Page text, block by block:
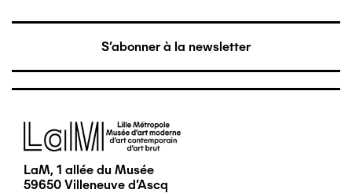
S'abonner à la newsletter
Image
LaM, 1 allée du Musée
59650 Villeneuve d'Ascq